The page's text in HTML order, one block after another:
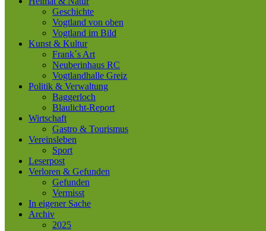
Geschichte
Vogtland von oben
Vogtland im Bild
Kunst & Kultur
Frank´s Art
Neuberinhaus RC
Vogtlandhalle Greiz
Politik & Verwaltung
Baggerloch
Blaulicht-Report
Wirtschaft
Gastro & Tourismus
Vereinsleben
Sport
Leserpost
Verloren & Gefunden
Gefunden
Vermisst
In eigener Sache
Archiv
2025